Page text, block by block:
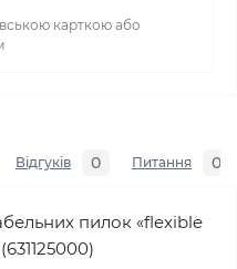
карткою або
Відгуків 0 Питання 0
пилок «flexible